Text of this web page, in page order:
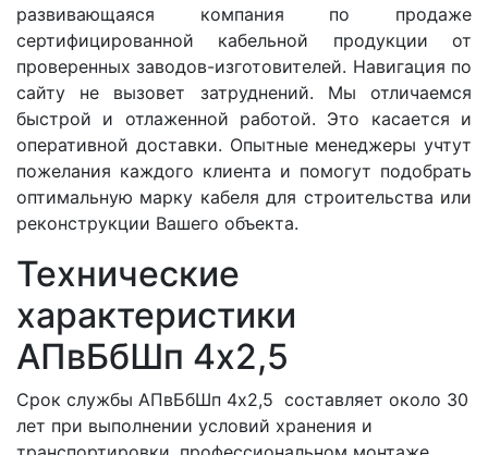
развивающаяся компания по продаже
сертифицированной кабельной продукции от
проверенных заводов-изготовителей. Навигация по
сайту не вызовет затруднений. Мы отличаемся
быстрой и отлаженной работой. Это касается и
оперативной доставки. Опытные менеджеры учтут
пожелания каждого клиента и помогут подобрать
оптимальную марку кабеля для строительства или
реконструкции Вашего объекта.
Технические
характеристики
АПвБбШп 4x2,5
Срок службы АПвБбШп 4x2,5 составляет около 30
лет при выполнении условий хранения и